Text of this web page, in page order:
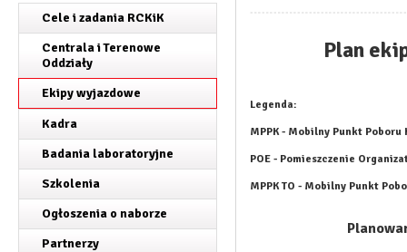
Cele i zadania RCKiK
Centrala i Terenowe
Oddziały
Ekipy wyjazdowe
Kadra
Badania laboratoryjne
Szkolenia
Ogłoszenia o naborze
Partnerzy
Plan
Legenda:
MPPK - Mobilny Punkt Poboru
POE - Pomieszczenie
MPPK TO - Mobilny Punkt